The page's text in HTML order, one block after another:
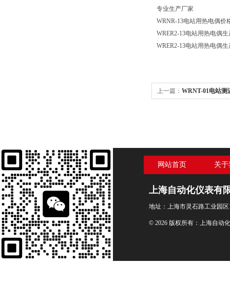
专业生产厂家
WRNR-13电站用热电偶价
WRER2-13电站用热电偶
WRER2-13电站用热电偶
上一篇： WRNT-01电站测
网站首页 关
上海自动化仪表有
地址：上海市灵石路工业园区
© 2026 版权所有：上海自动